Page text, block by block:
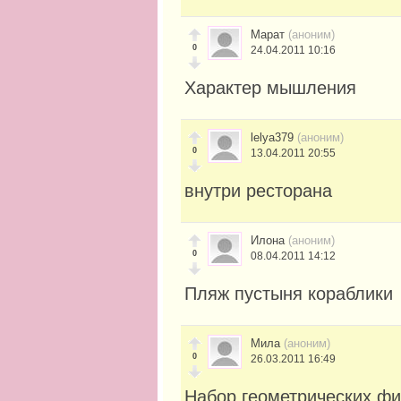
0
Марат (аноним)
24.04.2011 10:16
Характер мышления
0
lelya379 (аноним)
13.04.2011 20:55
внутри ресторана
0
Илона (аноним)
08.04.2011 14:12
Пляж пустыня кораблики
0
Мила (аноним)
26.03.2011 16:49
Набор геометрических